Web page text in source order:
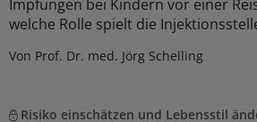
Impfungen bei Kindern vor einer
welche Rolle spielt die
Von Prof. Dr. med. Jörg Schelling
Risiko einschätzen und Lebensstil